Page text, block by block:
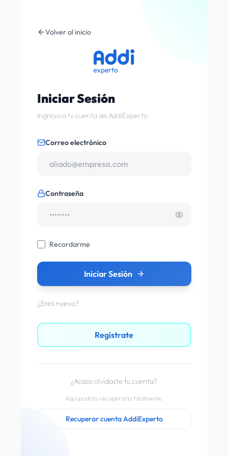
Volver al inicio
Iniciar Sesión
Ingresa a tu cuenta de AddiExperto
Correo electrónico
Contraseña
Recordarme
Iniciar Sesión
¿Eres nuevo?
Regístrate
¿Acaso olvidaste tu cuenta?
Aquí podrás recuperarla fácilmente.
Recuperar cuenta AddiExperto